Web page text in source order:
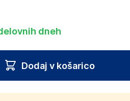
dneh
Dodaj v košarico